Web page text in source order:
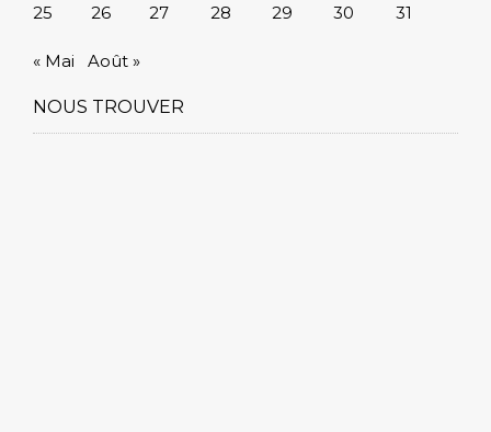
25
26 27 28 29 30 31
« Mai Août »
NOUS TROUVER